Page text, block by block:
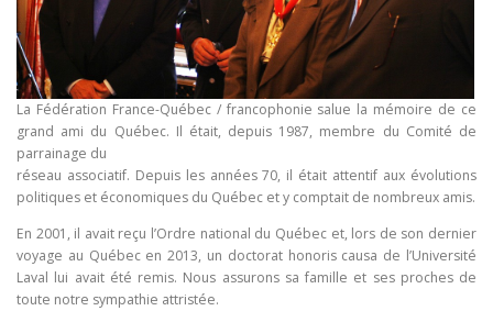
La Fédération France-Québec / francophonie salue la mémoire de ce
grand ami du Québec. Il était, depuis 1987, membre du Comité de
parrainage du
réseau associatif. Depuis les années 70, il était attentif aux évolutions
politiques et économiques du Québec et y comptait de nombreux amis.
En 2001, il avait reçu l’Ordre national du Québec et, lors de son dernier
voyage au Québec en 2013, un doctorat honoris causa de l’Université
Laval lui avait été remis. Nous assurons sa famille et ses proches de
toute notre sympathie attristée.